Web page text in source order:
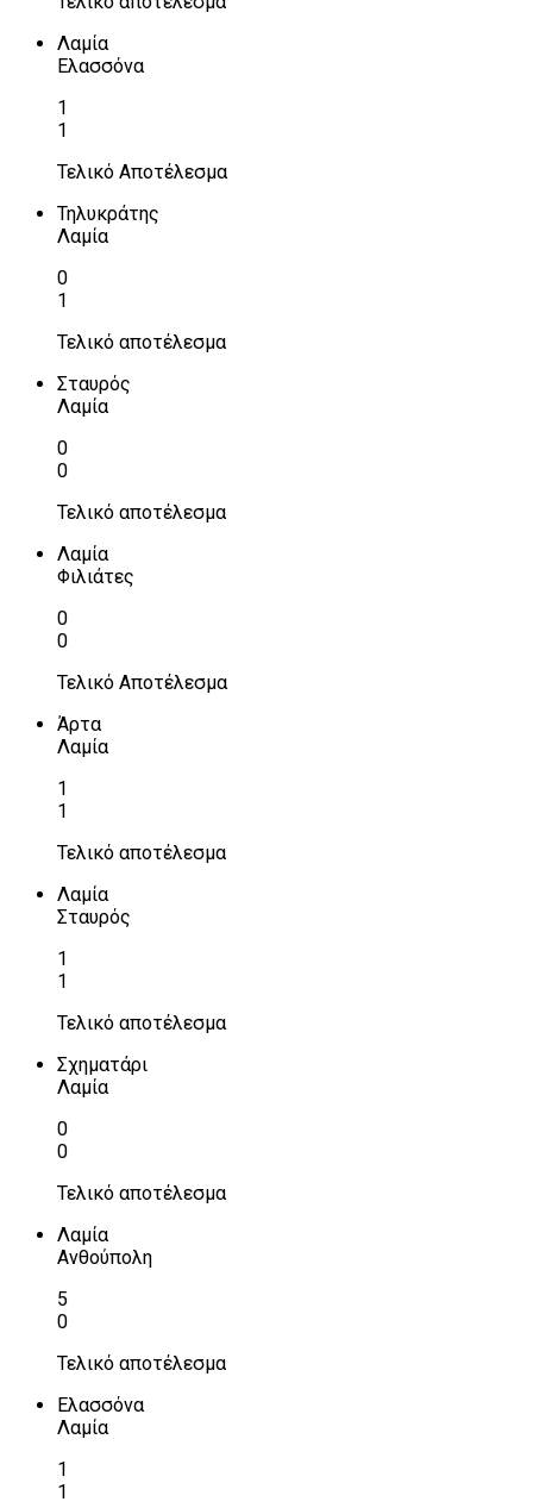
Λαμία
Ελασσόνα
1
1
Τελικό Αποτέλεσμα
Τηλυκράτης
Λαμία
0
1
Τελικό αποτέλεσμα
Σταυρός
Λαμία
0
0
Τελικό αποτέλεσμα
Λαμία
Φιλιάτες
0
0
Τελικό Αποτέλεσμα
Άρτα
Λαμία
1
1
Τελικό αποτέλεσμα
Λαμία
Σταυρός
1
1
Τελικό αποτέλεσμα
Σχηματάρι
Λαμία
0
0
Τελικό αποτέλεσμα
Λαμία
Ανθούπολη
5
0
Τελικό αποτέλεσμα
Ελασσόνα
Λαμία
1
1